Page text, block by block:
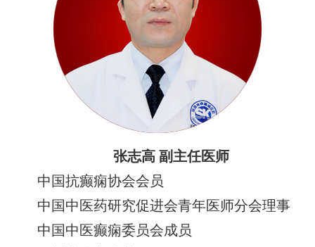
张志高 副主任医师
中国抗癫痫协会会员
中国中医药研究促进会青年医师分会理事
中国中医癫痫委员会成员